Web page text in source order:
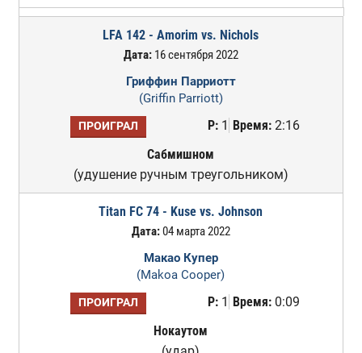
LFA 142 - Amorim vs. Nichols
Дата:16 сентября 2022
Гриффин Парриотт
(Griffin Parriott)
ПРОИГРАЛ Р:1 Время:2:16
Сабмишном
(удушение ручным треугольником)
Titan FC 74 - Kuse vs. Johnson
Дата:04 марта 2022
Макао Купер
(Makoa Cooper)
ПРОИГРАЛ Р:1 Время:0:09
Нокаутом